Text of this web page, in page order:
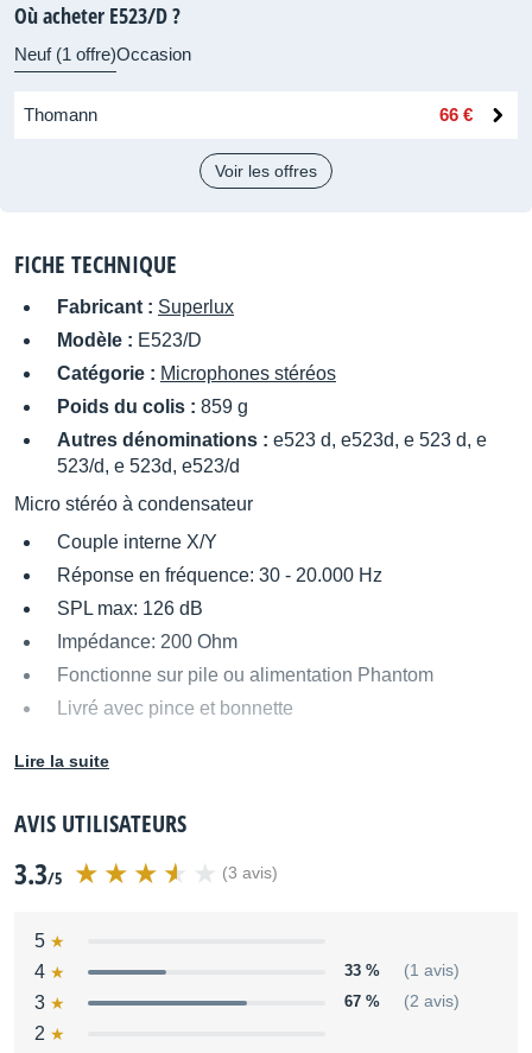
Où acheter E523/D ?
Neuf (1 offre)Occasion
Thomann 66 €
Voir les offres
FICHE TECHNIQUE
Fabricant : Superlux
Modèle : E523/D
Catégorie : Microphones stéréos
Poids du colis : 859 g
Autres dénominations : e523 d, e523d, e 523 d, e
523/d, e 523d, e523/d
Micro stéréo à condensateur
Couple interne X/Y
Réponse en fréquence: 30 - 20.000 Hz
SPL max: 126 dB
Impédance: 200 Ohm
Fonctionne sur pile ou alimentation Phantom
Livré avec pince et bonnette
Dimensions: 38 x 64 x 218 mm
Lire la suite
AVIS UTILISATEURS
3.3/5 (3 avis)
5
4
33 % (1 avis)
3 67 % (2 avis)
2